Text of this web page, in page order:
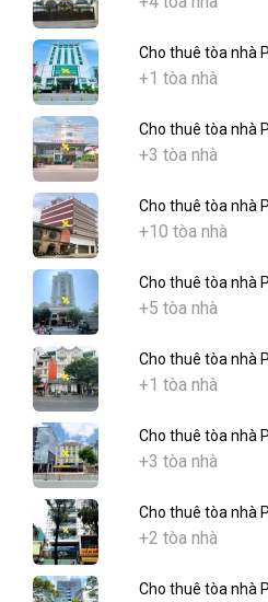
Cho thuê tòa nhà
+1 tòa nhà
Cho thuê tòa nhà
+3 tòa nhà
Cho thuê tòa nhà
+10 tòa nhà
Cho thuê tòa nhà
+5 tòa nhà
Cho thuê tòa nhà
+1 tòa nhà
Cho thuê tòa nhà
+3 tòa nhà
Cho thuê tòa nhà
+2 tòa nhà
Cho thuê tòa nhà